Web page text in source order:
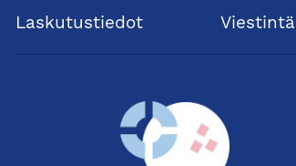
Laskutustiedot Viestintä